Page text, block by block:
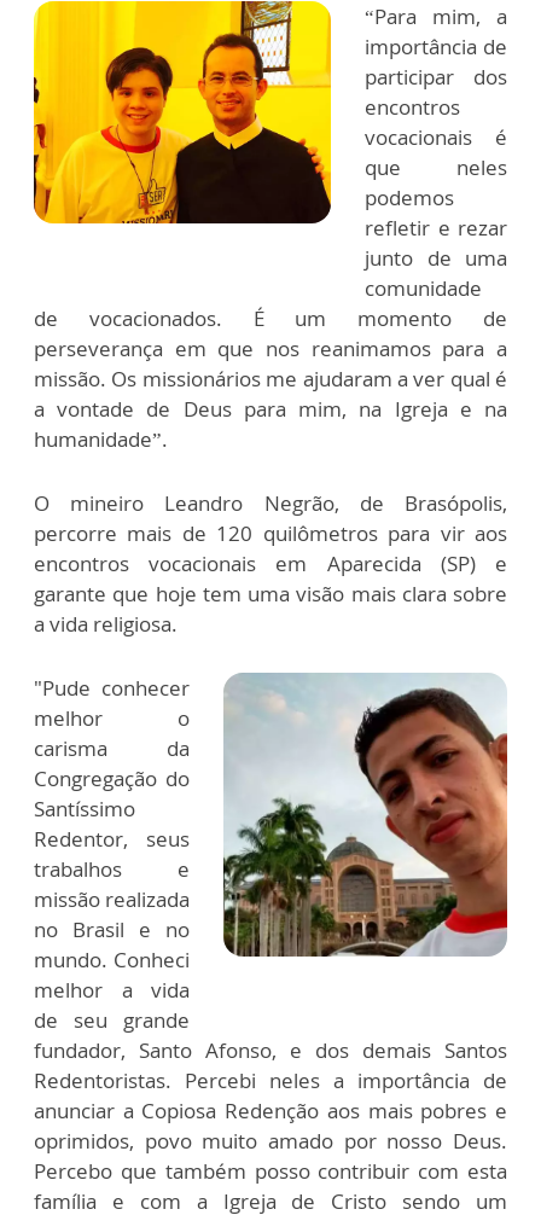
“Para mim, a
importância de
participar dos
encontros
vocacionais é
que neles
podemos
refletir e rezar
junto de uma
comunidade
de vocacionados. É um momento de
perseverança em que nos reanimamos para a
missão. Os missionários me ajudaram a ver qual é
a vontade de Deus para mim, na Igreja e na
humanidade”.
O mineiro Leandro Negrão, de Brasópolis,
percorre mais de 120 quilômetros para vir aos
encontros vocacionais em Aparecida (SP) e
garante que hoje tem uma visão mais clara sobre
a vida religiosa.
"Pude conhecer
melhor o
carisma da
Congregação do
Santíssimo
Redentor, seus
trabalhos e
missão realizada
no Brasil e no
mundo. Conheci
melhor a vida
de seu grande
fundador, Santo Afonso, e dos demais Santos
Redentoristas. Percebi neles a importância de
anunciar a Copiosa Redenção aos mais pobres e
oprimidos, povo muito amado por nosso Deus.
Percebo que também posso contribuir com esta
família e com a Igreja de Cristo sendo um